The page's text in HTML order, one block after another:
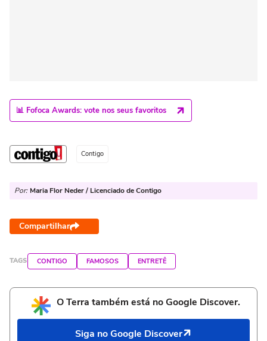
📊 Fofoca Awards: vote nos seus favoritos
Contigo
Por: Maria Flor Neder / Licenciado de Contigo
Compartilhar
TAGS CONTIGO FAMOSOS ENTRETÊ
O Terra também está no Google Discover.
Siga no Google Discover